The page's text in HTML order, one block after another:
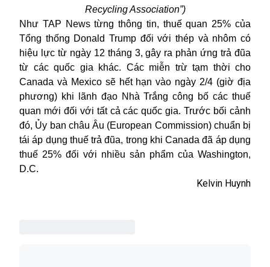
Recycling Association”)
Như TAP News từng thông tin, thuế quan 25% của
Tổng thống Donald Trump đối với thép và nhôm có
hiệu lực từ ngày 12 tháng 3, gây ra phản ứng trả đũa
từ các quốc gia khác. Các miễn trừ tạm thời cho
Canada và Mexico sẽ hết hạn vào ngày 2/4 (giờ địa
phương) khi lãnh đạo Nhà Trắng công bố các thuế
quan mới đối với tất cả các quốc gia. Trước bối cảnh
đó, Ủy ban châu Âu (European Commission) chuẩn bị
tái áp dụng thuế trả đũa, trong khi Canada đã áp dụng
thuế 25% đối với nhiều sản phẩm của Washington,
D.C.
Kelvin Huynh